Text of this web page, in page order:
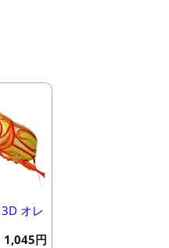
オレ
1,045円